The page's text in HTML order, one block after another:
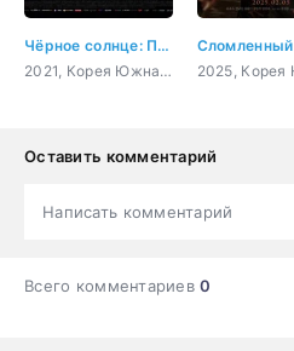
Чёрное солнце: Проект «Мёбиус»
2021, Корея Южная, боевик, триллер, мистика, криминал
Сломленный
Оставить комментарий
Написать комментарий
Всего комментариев0